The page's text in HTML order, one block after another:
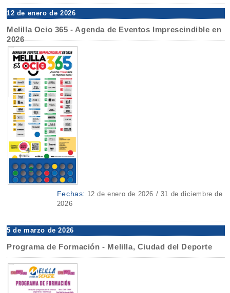
12 de enero de 2026
Melilla Ocio 365 - Agenda de Eventos Imprescindible en
2026
Fechas: 12 de enero de 2026 / 31 de diciembre de
2026
5 de marzo de 2026
Programa de Formación - Melilla, Ciudad del Deporte